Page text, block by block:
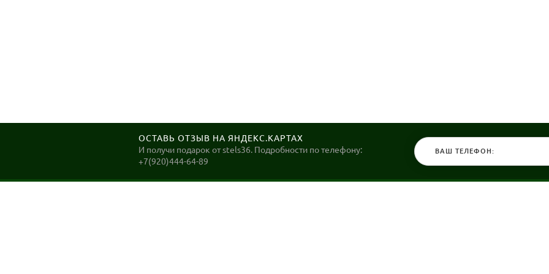
ОСТАВЬ ОТЗЫВ НА ЯНДЕКС.КАРТАХ
И получи подарок от stels36. Подробности по телефону:
+7(920)444-64-89